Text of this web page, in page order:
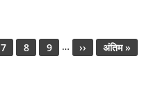
Page
7 Page
8 Page
9 …
Next
››
Last
अंतिम »